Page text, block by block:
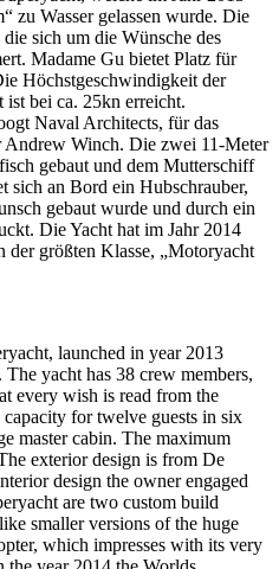
zu Wasser gelassen wurde. Die
sich um die Wünsche des
Madame Gu bietet Platz für
Höchstgeschwindigkeit der
bei ca. 25kn erreicht.
Naval Architects, für das
Winch. Die zwei 11-Meter
gebaut und dem Mutterschiff
sich an Bord ein Hubschrauber,
gebaut wurde und durch ein
Die Yacht hat im Jahr 2014
der größten Klasse, „Motoryacht
launched in year 2013
yacht has 38 crew members,
every wish is read from the
capacity for twelve guests in six
master cabin. The maximum
exterior design is from De
design the owner engaged
are two custom build
smaller versions of the huge
which impresses with its very